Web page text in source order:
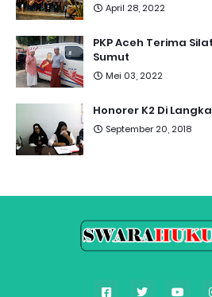
April 28, 2022
PKP Aceh Terima
Sumut
Mei 03, 2022
Honorer K2 Di
September 20, 2018